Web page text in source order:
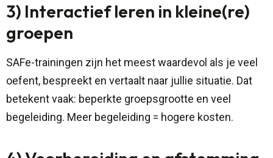
3) Interactief leren in kleine(re)
groepen
SAFe-trainingen zijn het meest waardevol als je veel
oefent, bespreekt en vertaalt naar jullie situatie. Dat
betekent vaak: beperkte groepsgrootte en veel
begeleiding. Meer begeleiding = hogere kosten.